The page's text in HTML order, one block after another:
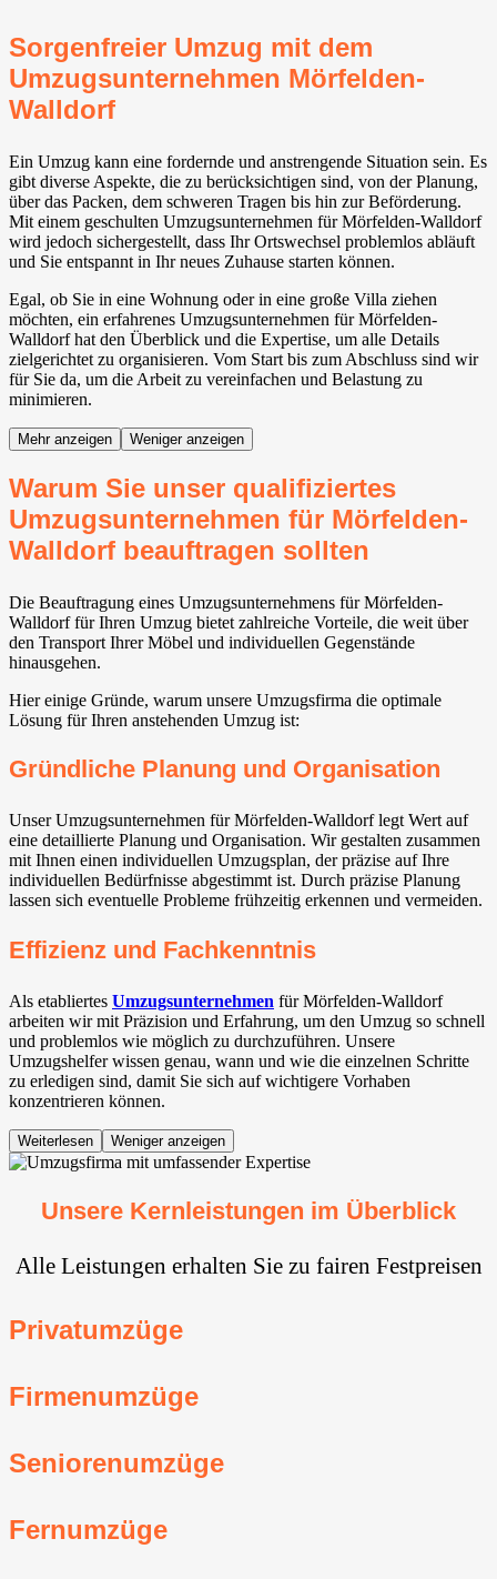
Sorgenfreier Umzug mit dem
Umzugsunternehmen Mörfelden-
Walldorf⁠
Ein Umzug kann eine fordernde und anstrengende Situation sein. Es
gibt diverse Aspekte, die zu berücksichtigen sind, von der Planung,
über das Packen, dem schweren Tragen bis hin zur Beförderung.
Mit einem geschulten Umzugsunternehmen für Mörfelden-Walldorf⁠
wird jedoch sichergestellt, dass Ihr Ortswechsel problemlos abläuft
und Sie entspannt in Ihr neues Zuhause starten können.
Egal, ob Sie in eine Wohnung oder in eine große Villa ziehen
möchten, ein erfahrenes Umzugsunternehmen für Mörfelden-
Walldorf⁠ hat den Überblick und die Expertise, um alle Details
zielgerichtet zu organisieren. Vom Start bis zum Abschluss sind wir
für Sie da, um die Arbeit zu vereinfachen und Belastung zu
minimieren.
Mehr anzeigen Weniger anzeigen
Warum Sie unser qualifiziertes
Umzugsunternehmen für Mörfelden-
Walldorf⁠ beauftragen sollten
Die Beauftragung eines Umzugsunternehmens für Mörfelden-
Walldorf⁠ für Ihren Umzug bietet zahlreiche Vorteile, die weit über
den Transport Ihrer Möbel und individuellen Gegenstände
hinausgehen.
Hier einige Gründe, warum unsere Umzugsfirma die optimale
Lösung für Ihren anstehenden Umzug ist:
Gründliche Planung und Organisation
Unser Umzugsunternehmen für Mörfelden-Walldorf⁠ legt Wert auf
eine detaillierte Planung und Organisation. Wir gestalten zusammen
mit Ihnen einen individuellen Umzugsplan, der präzise auf Ihre
individuellen Bedürfnisse abgestimmt ist. Durch präzise Planung
lassen sich eventuelle Probleme frühzeitig erkennen und vermeiden.
Effizienz und Fachkenntnis
Als etabliertes Umzugsunternehmen für Mörfelden-Walldorf⁠
arbeiten wir mit Präzision und Erfahrung, um den Umzug so schnell
und problemlos wie möglich zu durchzuführen. Unsere
Umzugshelfer wissen genau, wann und wie die einzelnen Schritte
zu erledigen sind, damit Sie sich auf wichtigere Vorhaben
konzentrieren können.
Weiterlesen Weniger anzeigen
Unsere Kernleistungen im Überblick
Alle Leistungen erhalten Sie zu fairen Festpreisen
Privatumzüge
Firmenumzüge
Seniorenumzüge
Fernumzüge